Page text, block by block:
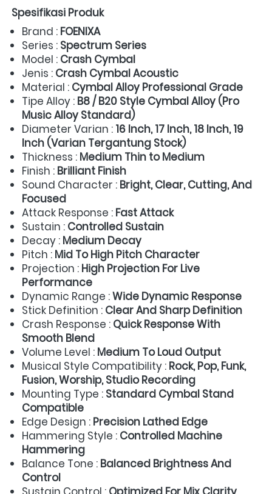
Spesifikasi Produk
Brand : FOENIXA
Series : Spectrum Series
Model : Crash Cymbal
Jenis : Crash Cymbal Acoustic
Material : Cymbal Alloy Professional Grade
Tipe Alloy : B8 / B20 Style Cymbal Alloy (Pro
Music Alloy Standard)
Diameter Varian : 16 Inch, 17 Inch, 18 Inch, 19
Inch (Varian Tergantung Stock)
Thickness : Medium Thin to Medium
Finish : Brilliant Finish
Sound Character : Bright, Clear, Cutting, And
Focused
Attack Response : Fast Attack
Sustain : Controlled Sustain
Decay : Medium Decay
Pitch : Mid To High Pitch Character
Projection : High Projection For Live
Performance
Dynamic Range : Wide Dynamic Response
Stick Definition : Clear And Sharp Definition
Crash Response : Quick Response With
Smooth Blend
Volume Level : Medium To Loud Output
Musical Style Compatibility : Rock, Pop, Funk,
Fusion, Worship, Studio Recording
Mounting Type : Standard Cymbal Stand
Compatible
Edge Design : Precision Lathed Edge
Hammering Style : Controlled Machine
Hammering
Balance Tone : Balanced Brightness And
Control